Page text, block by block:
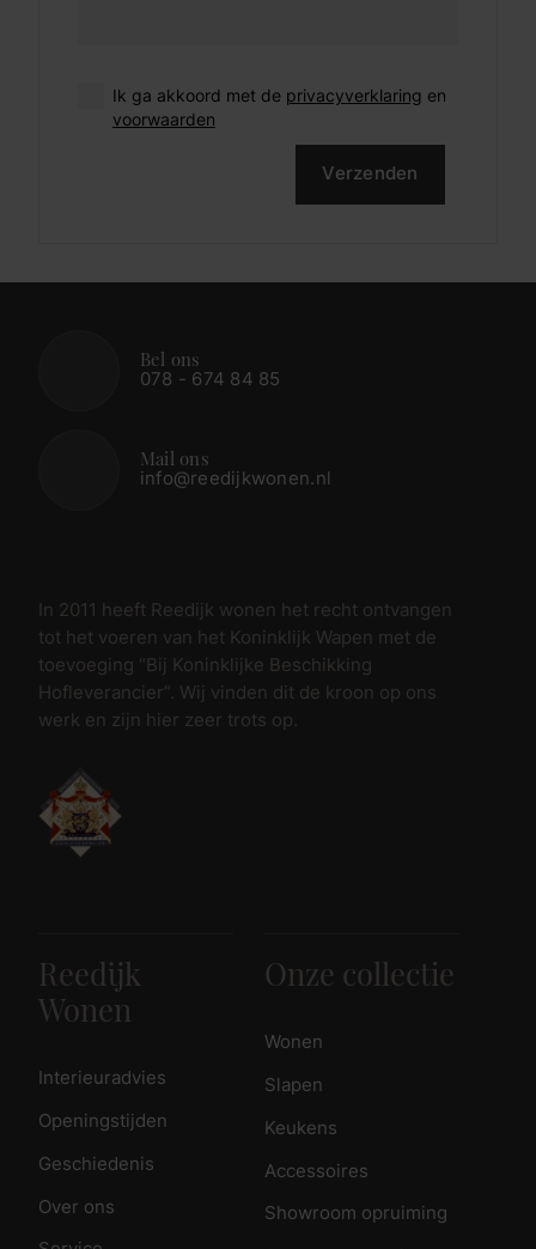
Ik ga akkoord met de privacyverklaring en
voorwaarden
Verzenden
Bel ons
078 - 674 84 85
Mail ons
info@reedijkwonen.nl
In 2011 heeft Reedijk wonen het recht ontvangen
tot het voeren van het Koninklijk Wapen met de
toevoeging “Bij Koninklijke Beschikking
Hofleverancier”. Wij vinden dit de kroon op ons
werk en zijn hier zeer trots op.
Reedijk
Wonen
Interieuradvies
Openingstijden
Geschiedenis
Over ons
Onze collectie
Wonen
Slapen
Keukens
Accessoires
Showroom opruiming